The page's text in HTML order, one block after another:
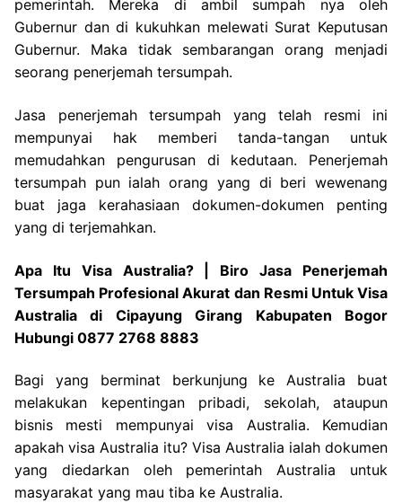
pemerintah. Mereka di ambil sumpah nya oleh
Gubernur dan di kukuhkan melewati Surat Keputusan
Gubernur. Maka tidak sembarangan orang menjadi
seorang penerjemah tersumpah.
Jasa penerjemah tersumpah yang telah resmi ini
mempunyai hak memberi tanda-tangan untuk
memudahkan pengurusan di kedutaan. Penerjemah
tersumpah pun ialah orang yang di beri wewenang
buat jaga kerahasiaan dokumen-dokumen penting
yang di terjemahkan.
Apa Itu Visa Australia? | Biro Jasa Penerjemah
Tersumpah Profesional Akurat dan Resmi Untuk Visa
Australia di Cipayung Girang Kabupaten Bogor
Hubungi 0877 2768 8883
Bagi yang berminat berkunjung ke Australia buat
melakukan kepentingan pribadi, sekolah, ataupun
bisnis mesti mempunyai visa Australia. Kemudian
apakah visa Australia itu? Visa Australia ialah dokumen
yang diedarkan oleh pemerintah Australia untuk
masyarakat yang mau tiba ke Australia.